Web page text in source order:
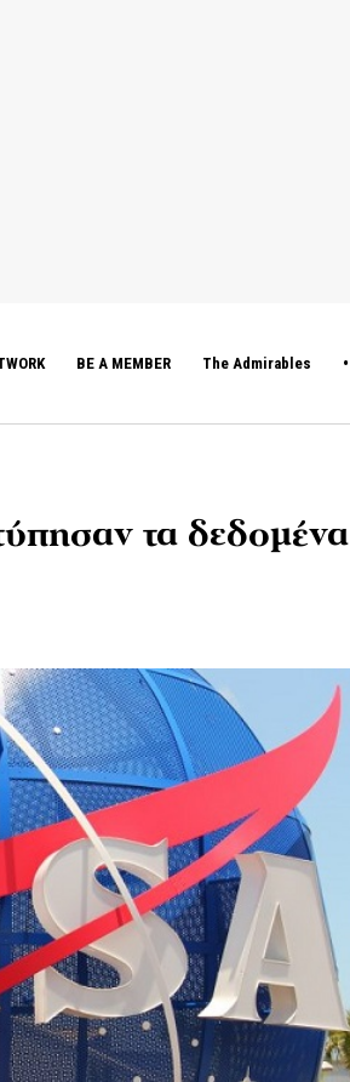
BE A MEMBER The Admirables
τα δεδομένα